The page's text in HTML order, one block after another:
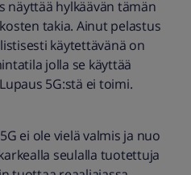
näyttää hylkäävän tämän
takia. Ainut pelastus
käytettävänä on
jolla se käyttää
5G:stä ei toimi.
ei ole vielä valmis ja nuo
seulalla tuotettuja